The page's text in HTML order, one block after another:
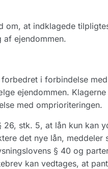
om, at indklagede
ejendommen.
i forbindelse
ejendommen.
med omprioriteringen.
stk. 5, at lån kun kan
det nye lån, meddeler
§ 40 og
kan vedtages, at